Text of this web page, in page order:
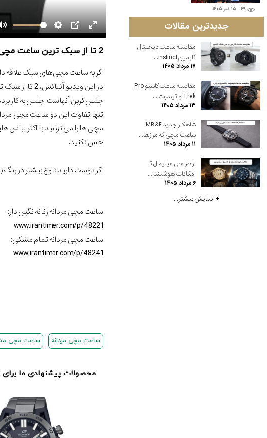
2 تا از سبک ترین ساعت مچی های D1 milano
اگر به ساعت مچی های سبک علاقه
در این
جنس کربن آنهاست. جنس به کار
تنها تفاوت این دو ساعت مچی
مچی ها را می توانید با اکثر
حس نکنید.
اگر دوست دارید تنوع بیشتر در
ساعت مچی مردانه زنانه نگین دار:
www.irantimer.com/p/48221
ساعت مچی مردانه تمام مشکی:
www.irantimer.com/p/48241
ساعت مچی مردانه ساعت مچی
محصولات پیشنهادی ما برای
۴۹ ۱۵ تير ۱۴۰۵
جدیدترین مقالات
مقایسه ساعت دیجیتال
گارمین Instinct...
۱۷ مرداد ۱۴۰۵
مقایسه ساعت کاسیو Pro
Trek و تیسوت ...
۱۳ مرداد ۱۴۰۵
شاهکار جدید MB&F:
ساعت مچی که مرزها...
۱۱ مرداد ۱۴۰۵
از طراحی مینیمال تا
امکانات هوشمند؛...
۶ مرداد ۱۴۰۵
نمایش بیشتر...